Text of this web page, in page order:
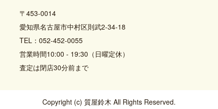
〒453-0014
愛知県名古屋市中村区則武2-34-18
TEL：052-452-0055
営業時間10:00 - 19:30（日曜定休）
査定は閉店30分前まで
Copyright (c) 質屋鈴木 All Rights Reserved.